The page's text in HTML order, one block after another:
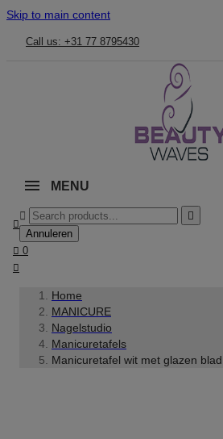
Skip to main content
Call us: +31 77 8795430
MENU



Annuleren
 0

Home
MANICURE
Nagelstudio
Manicuretafels
Manicuretafel wit met glazen